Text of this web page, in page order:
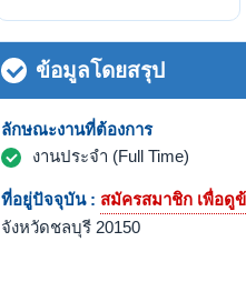
ข้อมูลโดยสรุป
ลักษณะงานที่ต้องการ
งานประจำ (Full Time)
ที่อยู่ปัจจุบัน : สมัครสมาชิก เพื่อดู
จังหวัดชลบุรี 20150